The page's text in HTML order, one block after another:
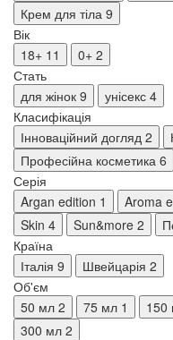
Крем для тіла 9
Вік
18+ 11 0+ 2
Стать
для жінок 9 унісекс 4
Класифікація
Інноваційний догляд 2
Професійна косметика 6
Серія
Argan edition 1 Aroma
Skin 4 Sun&more 2
Країна
Італія 9 Швейцарія 2
Об'єм
50 мл 2 75 мл 1 150
300 мл 2